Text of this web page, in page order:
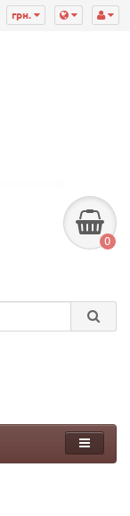
грн.
0